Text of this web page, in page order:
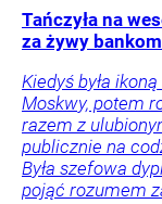
Tańczyła na
za żywy
Kiedyś była
Moskwy, potem
razem z
publicznie na
Była szefowa
pojąć rozumem